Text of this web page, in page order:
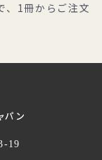
、1冊からご注文
パン
19